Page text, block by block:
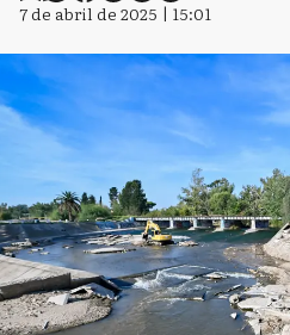
7 de abril de 2025 | 15:01